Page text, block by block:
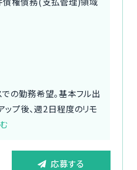
の勤務希望。基本フル出
ップ後、週2日程度のリモ
応募する